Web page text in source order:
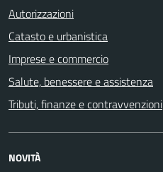
Autorizzazioni
Catasto e urbanistica
Imprese e commercio
Salute, benessere e assistenza
Tributi, finanze e contravvenzioni
NOVITÀ